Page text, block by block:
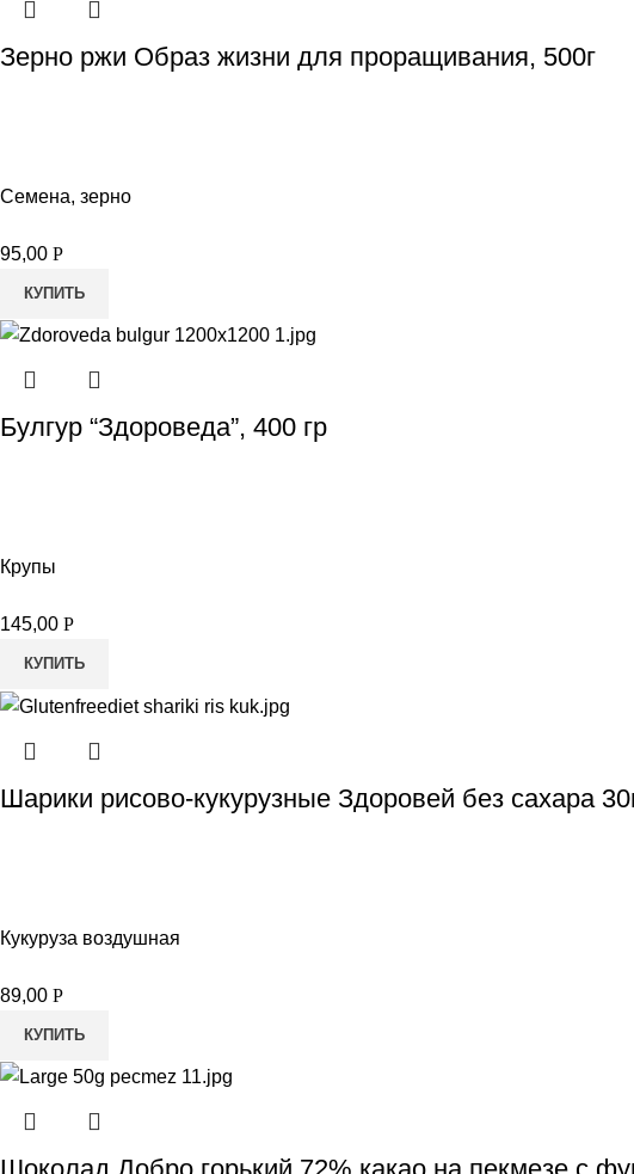
Зерно ржи Образ жизни для проращивания, 500г
Семена, зерно
95,00 Р
КУПИТЬ
Булгур “Здороведа”, 400 гр
Крупы
145,00 Р
КУПИТЬ
Шарики рисово-кукурузные Здоровей без сахара
Кукуруза воздушная
89,00 Р
КУПИТЬ